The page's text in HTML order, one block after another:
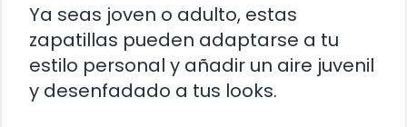
Ya seas joven o adulto, estas
zapatillas pueden adaptarse a tu
estilo personal y añadir un aire juvenil
y desenfadado a tus looks.